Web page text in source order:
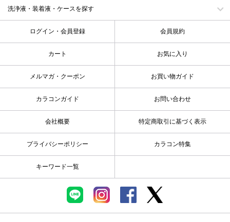
洗浄液・装着液・ケースを探す
ログイン・会員登録 会員規約
カート お気に入り
メルマガ・クーポン お買い物ガイド
カラコンガイド お問い合わせ
会社概要 特定商取引に基づく表示
プライバシーポリシー カラコン特集
キーワード一覧